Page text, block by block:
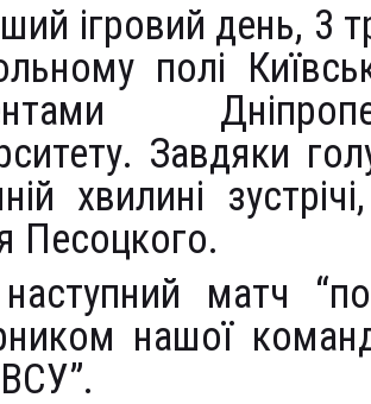
ігровий день, 3
полі
Завдяки
хвилині
Песоцкого.
матч
нашої